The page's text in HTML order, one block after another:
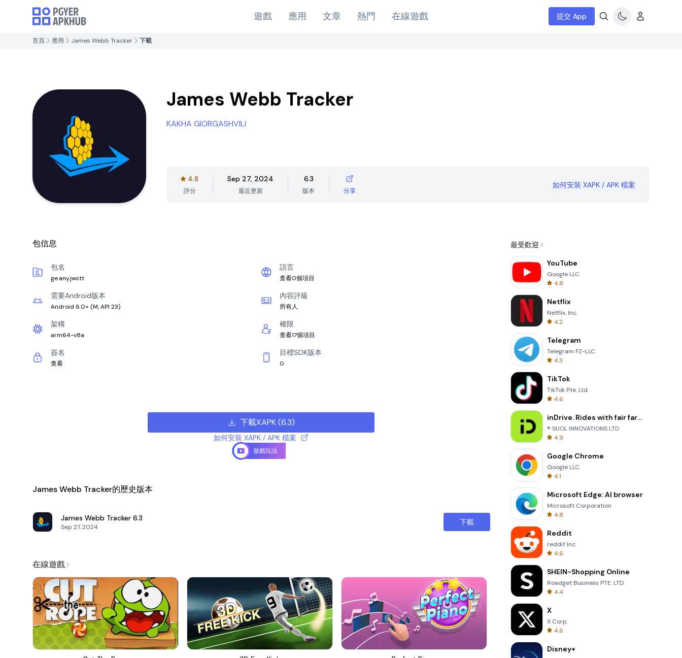
遊戲 應用 文章 熱門 在線遊戲 提交 App
首頁 應用 James Webb Tracker 下載
James Webb Tracker
KAKHA GIORGASHVILI
4.8
評分
Sep 27, 2024
最近更新
6.3
版本 分享
如何安裝 XAPK / APK 檔案
包信息
包名
ge.any.jwstt
語言
查看0個項目
需要Android版本
Android 6.0+ (M, API 23)
內容評級
所有人
架構
arm64-v8a
權限
查看17個項目
簽名
查看
目標SDK版本
0
下載XAPK(6.3)
如何安裝 XAPK / APK 檔案
遊戲玩法
James Webb Tracker的歷史版本
James Webb Tracker 6.3
Sep 27, 2024
下載
在線遊戲
最受歡迎
YouTube
Google LLC
4.8
Netflix
Netflix, Inc.
4.2
Telegram
Telegram FZ-LLC
4.3
TikTok
TikTok Pte. Ltd.
4.6
inDrive. Rides with fair fares
® SUOL INNOVATIONS LTD
4.9
Google Chrome
Google LLC
4.1
Microsoft Edge: AI browser
Microsoft Corporation
4.8
Reddit
reddit Inc.
4.6
SHEIN-Shopping Online
Roadget Business PTE. LTD.
4.4
X
X Corp.
4.6
Disney+